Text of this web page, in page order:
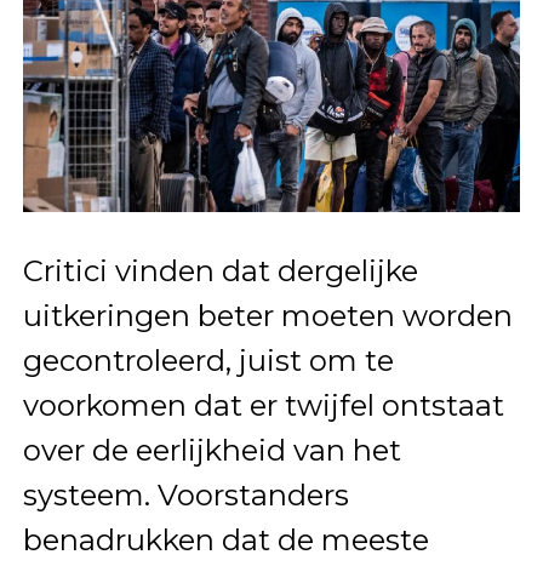
Critici vinden dat dergelijke
uitkeringen beter moeten worden
gecontroleerd, juist om te
voorkomen dat er twijfel ontstaat
over de eerlijkheid van het
systeem. Voorstanders
benadrukken dat de meeste